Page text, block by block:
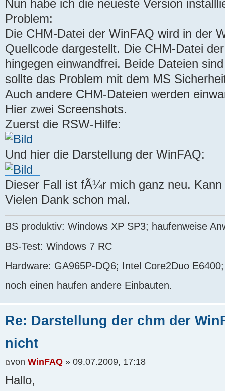
Nun habe ich die neueste Version
Problem:
Die CHM-Datei der WinFAQ wird in der
Quellcode dargestellt. Die CHM-Datei
hingegen einwandfrei. Beide Dateien
sollte das Problem mit dem MS
Auch andere CHM-Dateien werden
Hier zwei Screenshots.
Zuerst die RSW-Hilfe:
Und hier die Darstellung der WinFAQ:
Dieser Fall ist fÃ¼r mich ganz neu.
Vielen Dank schon mal.
BS produktiv: Windows XP SP3; haufenweise
BS-Test: Windows 7 RC
Hardware: GA965P-DQ6; Intel Core2Duo
noch einen haufen andere Einbauten.
Re: Darstellung der chm der
nicht
von WinFAQ » 09.07.2009, 17:18
Hallo,